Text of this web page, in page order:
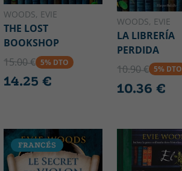
WOODS, EVIE
THE LOST
BOOKSHOP
15.00 € 5% DTO
14.25 €
WOODS, EVIE
LA LIBRERÍA
PERDIDA
10.90 € 5% DTO
10.36 €
FRANCÉS